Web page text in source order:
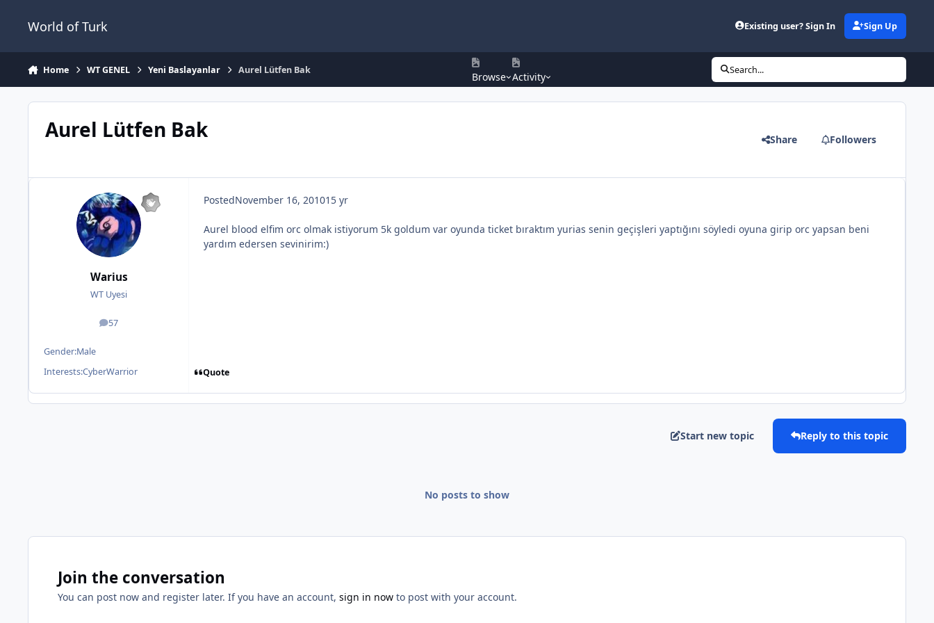
World of Turk Existing user? Sign In Sign Up
Home WT GENEL Yeni Baslayanlar Aurel Lütfen Bak
Browse Activity
Search...
Aurel Lütfen Bak Share Followers
Warius
WT Uyesi
57
posts
Gender:Male
Interests:CyberWarrior
PostedNovember 16, 201015 yr
Aurel blood elfim orc olmak istiyorum 5k goldum var oyunda ticket bıraktım yurias senin geçişleri yaptığını söyledi oyuna girip orc yapsan beni
yardım edersen sevinirim:)
Quote
Start new topic Reply to this topic
No posts to show
Join the conversation
You can post now and register later. If you have an account, sign in now to post with your account.